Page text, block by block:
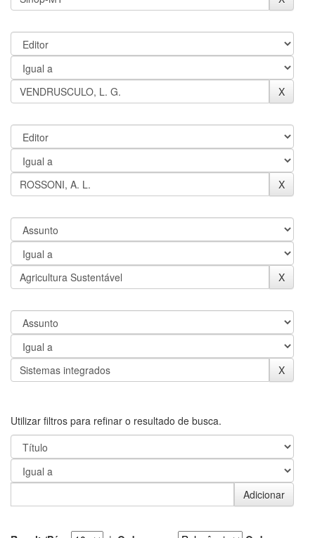
Utilizar filtros para refinar o resultado de busca.